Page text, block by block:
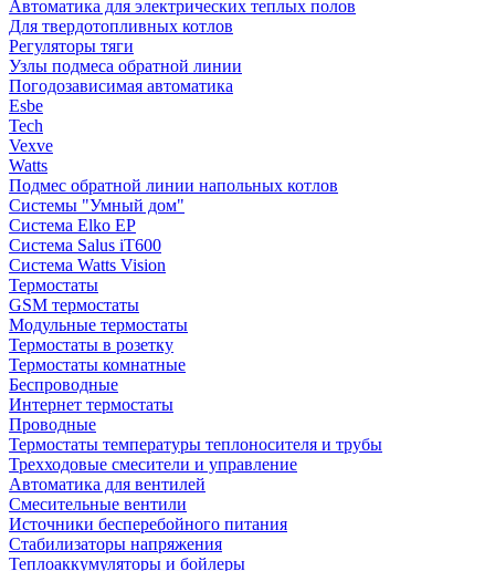
Автоматика для электрических теплых полов
Для твердотопливных котлов
Регуляторы тяги
Узлы подмеса обратной линии
Погодозависимая автоматика
Esbe
Tech
Vexve
Watts
Подмес обратной линии напольных котлов
Системы "Умный дом"
Система Elko EP
Система Salus iT600
Система Watts Vision
Термостаты
GSM термостаты
Модульные термостаты
Термостаты в розетку
Термостаты комнатные
Беспроводные
Интернет термостаты
Проводные
Термостаты температуры теплоносителя и трубы
Трехходовые смесители и управление
Автоматика для вентилей
Смесительные вентили
Источники бесперебойного питания
Стабилизаторы напряжения
Теплоаккумуляторы и бойлеры